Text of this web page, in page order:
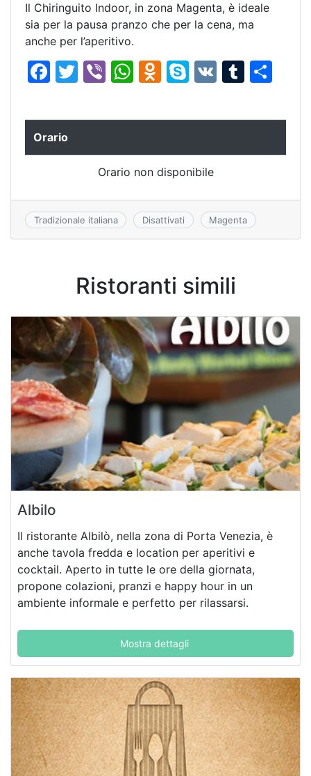
Il Chiringuito Indoor, in zona Magenta, è ideale
sia per la pausa pranzo che per la cena, ma
anche per l’aperitivo.
F
c
e
b
o
k
T
itt
Vi
er
W
at
A
p
p
O
n
kl
a
s
s
ki
S
y
e
V
T
m
r
n
vi
Orario
Orario non disponibile
Tradizionale italiana Disattivati Magenta
Ristoranti simili
Albilo
Il ristorante Albilò, nella zona di Porta Venezia, è
anche tavola fredda e location per aperitivi e
cocktail. Aperto in tutte le ore della giornata,
propone colazioni, pranzi e happy hour in un
ambiente informale e perfetto per rilassarsi.
Mostra dettagli